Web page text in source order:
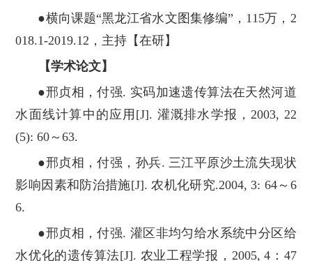
●横向课题“黑龙江省水文图集修编”，115万，2
018.1-2019.12，主持【在研】
【学术论文】
●邢贞相，付强. 实码加速遗传算法在天然河道
水面线计算中的应用[J]. 灌溉排水学报，2003, 22
(5): 60～63.
●邢贞相，付强，孙兵. 三江平原沙土流失现状
影响因素和防治措施[J]. 农机化研究.2004, 3: 64～6
6.
●邢贞相，付强. 灌区非均匀给水系统中分区给
水优化的遗传算法[J]. 农业工程学报，2005, 4：47